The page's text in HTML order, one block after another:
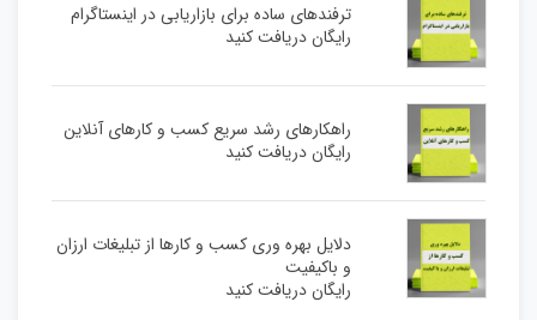
ترفندهای ساده برای بازاریابی در اینستاگرام
رایگان دریافت کنید
راهکارهای رشد سریع کسب و کارهای آنلاین
رایگان دریافت کنید
دلایل بهره وری کسب و کارها از تبلیغات ارزان
و باکیفیت
رایگان دریافت کنید